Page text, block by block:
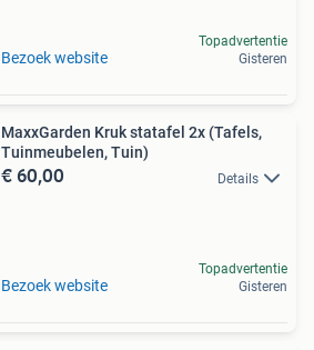
Bezoek website
Topadvertentie
Gisteren
MaxxGarden Kruk statafel 2x (Tafels,
Tuinmeubelen, Tuin)
€ 60,00 Details
Bezoek website
Topadvertentie
Gisteren